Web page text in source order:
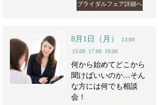
ブライダルフェア詳細へ
8月1日（月）
13:00
15:00
17:00 19:00
何から始めてどこから
聞けばいいのか…そん
な方には何でも相談
会！